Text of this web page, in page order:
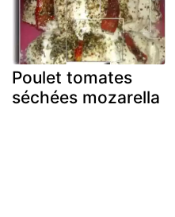
Poulet tomates
séchées mozarella